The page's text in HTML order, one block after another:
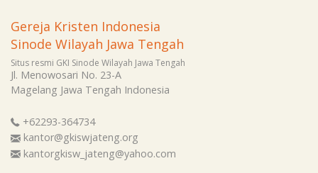
Gereja Kristen Indonesia
Sinode Wilayah Jawa Tengah
Situs resmi GKI Sinode Wilayah Jawa Tengah
Jl. Menowosari No. 23-A
Magelang Jawa Tengah Indonesia
+62293-364734
kantor@gkiswjateng.org
kantorgkisw_jateng@yahoo.com